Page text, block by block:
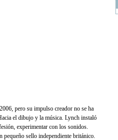
pero su impulso creador no se ha
el dibujo y la música. Lynch instaló
experimentar con los sonidos.
pequeño sello independiente británico.